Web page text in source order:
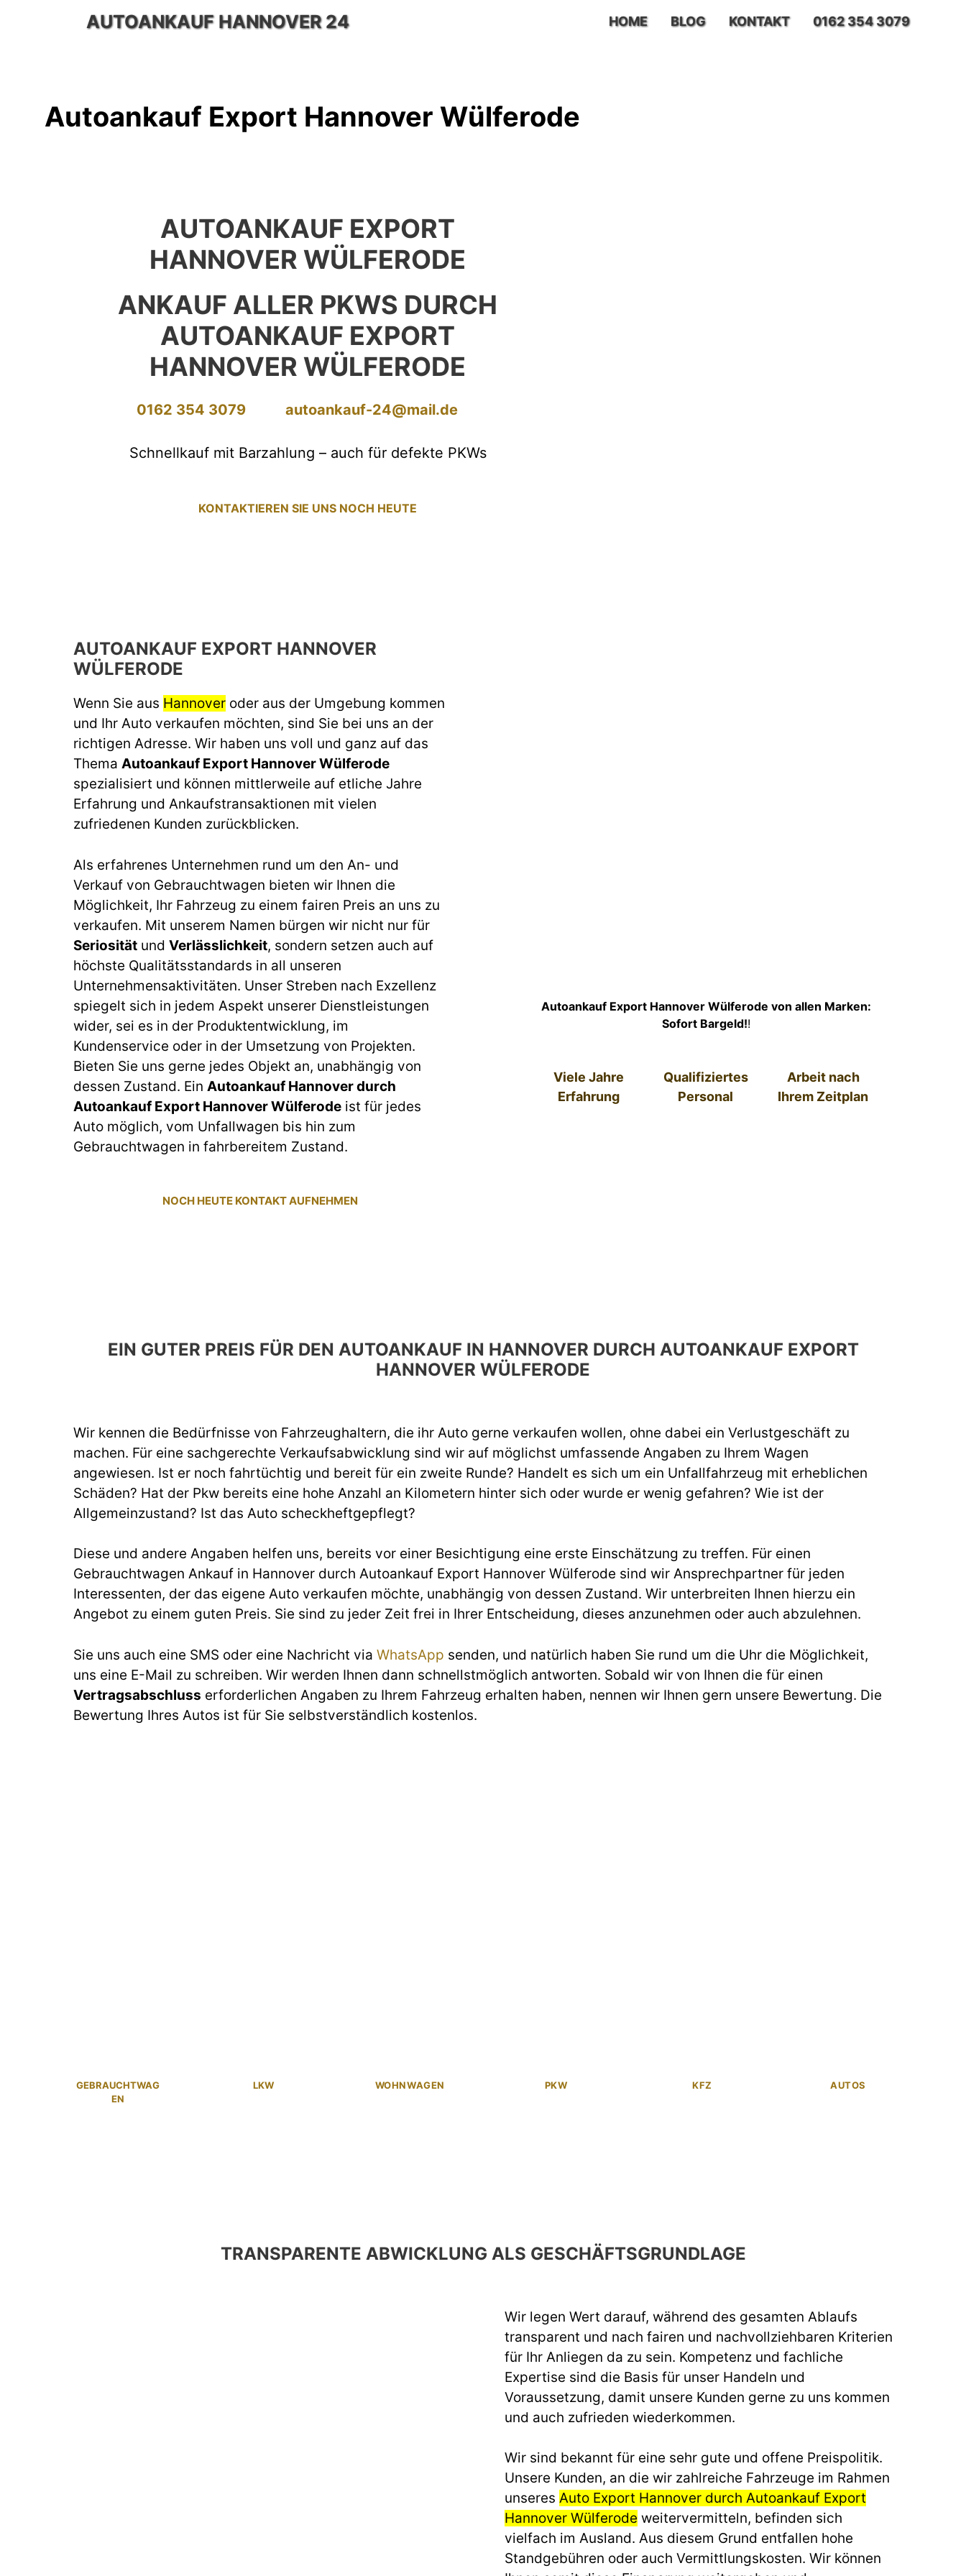
AUTOANKAUF HANNOVER 24 HOME BLOG KONTAKT 0162 354 3079
Autoankauf Export Hannover Wülferode
AUTOANKAUF EXPORT
HANNOVER WÜLFERODE
ANKAUF ALLER PKWS DURCH
AUTOANKAUF EXPORT
HANNOVER WÜLFERODE
0162 354 3079 autoankauf-24@mail.de
Schnellkauf mit Barzahlung – auch für defekte PKWs
KONTAKTIEREN SIE UNS NOCH HEUTE
AUTOANKAUF EXPORT HANNOVER
WÜLFERODE
Wenn Sie aus Hannover oder aus der Umgebung kommen
und Ihr Auto verkaufen möchten, sind Sie bei uns an der
richtigen Adresse. Wir haben uns voll und ganz auf das
Thema Autoankauf Export Hannover Wülferode
spezialisiert und können mittlerweile auf etliche Jahre
Erfahrung und Ankaufstransaktionen mit vielen
zufriedenen Kunden zurückblicken.
Als erfahrenes Unternehmen rund um den An- und
Verkauf von Gebrauchtwagen bieten wir Ihnen die
Möglichkeit, Ihr Fahrzeug zu einem fairen Preis an uns zu
verkaufen. Mit unserem Namen bürgen wir nicht nur für
Seriosität und Verlässlichkeit, sondern setzen auch auf
höchste Qualitätsstandards in all unseren
Unternehmensaktivitäten. Unser Streben nach Exzellenz
spiegelt sich in jedem Aspekt unserer Dienstleistungen
wider, sei es in der Produktentwicklung, im
Kundenservice oder in der Umsetzung von Projekten.
Bieten Sie uns gerne jedes Objekt an, unabhängig von
dessen Zustand. Ein Autoankauf Hannover durch
Autoankauf Export Hannover Wülferode ist für jedes
Auto möglich, vom Unfallwagen bis hin zum
Gebrauchtwagen in fahrbereitem Zustand.
NOCH HEUTE KONTAKT AUFNEHMEN
Autoankauf Export Hannover Wülferode von allen Marken:
Sofort Bargeld!!
Viele Jahre
Erfahrung
Qualifiziertes
Personal
Arbeit nach
Ihrem Zeitplan
EIN GUTER PREIS FÜR DEN AUTOANKAUF IN HANNOVER DURCH AUTOANKAUF EXPORT
HANNOVER WÜLFERODE
Wir kennen die Bedürfnisse von Fahrzeughaltern, die ihr Auto gerne verkaufen wollen, ohne dabei ein Verlustgeschäft zu
machen. Für eine sachgerechte Verkaufsabwicklung sind wir auf möglichst umfassende Angaben zu Ihrem Wagen
angewiesen. Ist er noch fahrtüchtig und bereit für ein zweite Runde? Handelt es sich um ein Unfallfahrzeug mit erheblichen
Schäden? Hat der Pkw bereits eine hohe Anzahl an Kilometern hinter sich oder wurde er wenig gefahren? Wie ist der
Allgemeinzustand? Ist das Auto scheckheftgepflegt?
Diese und andere Angaben helfen uns, bereits vor einer Besichtigung eine erste Einschätzung zu treffen. Für einen
Gebrauchtwagen Ankauf in Hannover durch Autoankauf Export Hannover Wülferode sind wir Ansprechpartner für jeden
Interessenten, der das eigene Auto verkaufen möchte, unabhängig von dessen Zustand. Wir unterbreiten Ihnen hierzu ein
Angebot zu einem guten Preis. Sie sind zu jeder Zeit frei in Ihrer Entscheidung, dieses anzunehmen oder auch abzulehnen.
Sie uns auch eine SMS oder eine Nachricht via WhatsApp senden, und natürlich haben Sie rund um die Uhr die Möglichkeit,
uns eine E-Mail zu schreiben. Wir werden Ihnen dann schnellstmöglich antworten. Sobald wir von Ihnen die für einen
Vertragsabschluss erforderlichen Angaben zu Ihrem Fahrzeug erhalten haben, nennen wir Ihnen gern unsere Bewertung. Die
Bewertung Ihres Autos ist für Sie selbstverständlich kostenlos.
GEBRAUCHTWAG
EN
LKW WOHNWAGEN PKW KFZ AUTOS
TRANSPARENTE ABWICKLUNG ALS GESCHÄFTSGRUNDLAGE
Wir legen Wert darauf, während des gesamten Ablaufs
transparent und nach fairen und nachvollziehbaren Kriterien
für Ihr Anliegen da zu sein. Kompetenz und fachliche
Expertise sind die Basis für unser Handeln und
Voraussetzung, damit unsere Kunden gerne zu uns kommen
und auch zufrieden wiederkommen.
Wir sind bekannt für eine sehr gute und offene Preispolitik.
Unsere Kunden, an die wir zahlreiche Fahrzeuge im Rahmen
unseres Auto Export Hannover durch Autoankauf Export
Hannover Wülferode weitervermitteln, befinden sich
vielfach im Ausland. Aus diesem Grund entfallen hohe
Standgebühren oder auch Vermittlungskosten. Wir können